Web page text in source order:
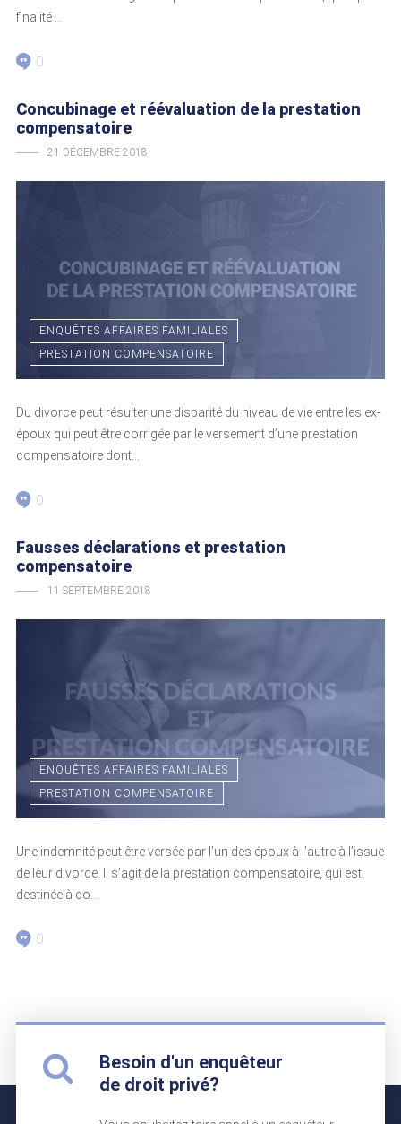
finalité ...
0
Concubinage et réévaluation de la prestation
compensatoire
21 DÉCEMBRE 2018
ENQUÊTES AFFAIRES FAMILIALES
PRESTATION COMPENSATOIRE
Du divorce peut résulter une disparité du niveau de vie entre les ex-
époux qui peut être corrigée par le versement d’une prestation
compensatoire dont...
0
Fausses déclarations et prestation
compensatoire
11 SEPTEMBRE 2018
ENQUÊTES AFFAIRES FAMILIALES
PRESTATION COMPENSATOIRE
Une indemnité peut être versée par l’un des époux à l’autre à l’issue
de leur divorce. Il s’agit de la prestation compensatoire, qui est
destinée à co...
0
Besoin d'un enquêteur
de droit privé?